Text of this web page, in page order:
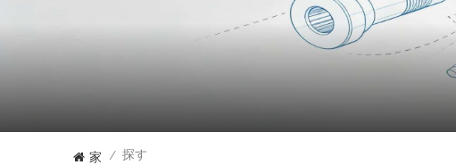
家 / 探す